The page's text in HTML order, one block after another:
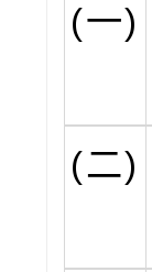
(一)
(二)